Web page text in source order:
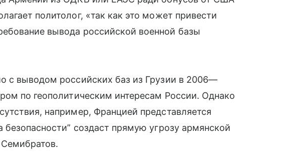
политолог, «так как это может привести
вывода российской военной базы
с выводом российских баз из Грузии в 2006—
по геополитическим интересам России. Однако
например, Францией представляется
безопасности” создаст прямую угрозу армянской